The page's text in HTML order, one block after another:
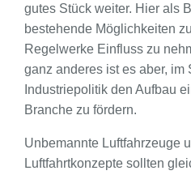
gutes Stück weiter. Hier als
bestehende Möglichkeiten
Regelwerke Einfluss zu
ganz anderes ist es aber, im
Industriepolitik den Aufbau
Branche zu fördern.
Unbemannte Luftfahrzeuge
Luftfahrtkonzepte sollten